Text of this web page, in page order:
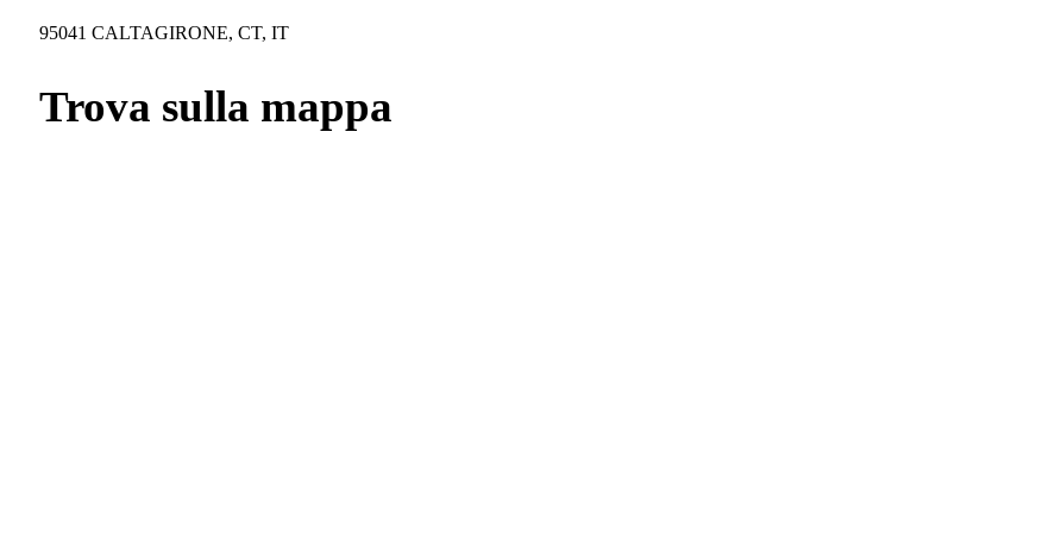
95041 CALTAGIRONE, CT, IT
Trova sulla mappa